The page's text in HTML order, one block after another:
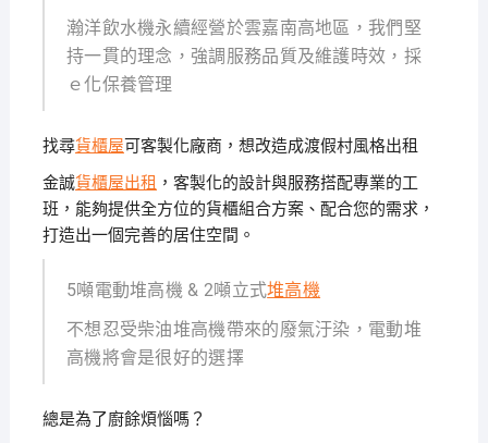
瀚洋飲水機永續經營於雲嘉南高地區，我們堅
持一貫的理念，強調服務品質及維護時效，採
ｅ化保養管理
找尋貨櫃屋可客製化廠商，想改造成渡假村風格出租
金誠貨櫃屋出租 ，客製化的設計與服務搭配專業的工
班，能夠提供全方位的貨櫃組合方案、配合您的需求，
打造出一個完善的居住空間。
5噸電動堆高機 & 2噸立式堆高機
不想忍受柴油堆高機帶來的廢氣汙染，電動堆
高機將會是很好的選擇
總是為了廚餘煩惱嗎？